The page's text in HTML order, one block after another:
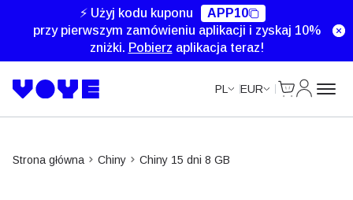
⚡ Użyj kodu kuponu
APP10
przy pierwszym zamówieniu aplikacji i zyskaj 10%
zniżki. Pobierz aplikacja teraz!
PL EUR
Strona główna Chiny Chiny 15 dni 8 GB